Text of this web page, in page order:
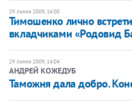
29 липня 2009, 16:00
Тимошенко лично
вкладчиками «Родовид
29 липня 2009, 14:04
АНДРЕЙ КОЖЕДУБ
Таможня дала добро.